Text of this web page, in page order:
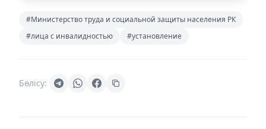
#Министерство труда и социальной защиты населения РК
#лица с инвалидностью
#установление
Бөлісу: